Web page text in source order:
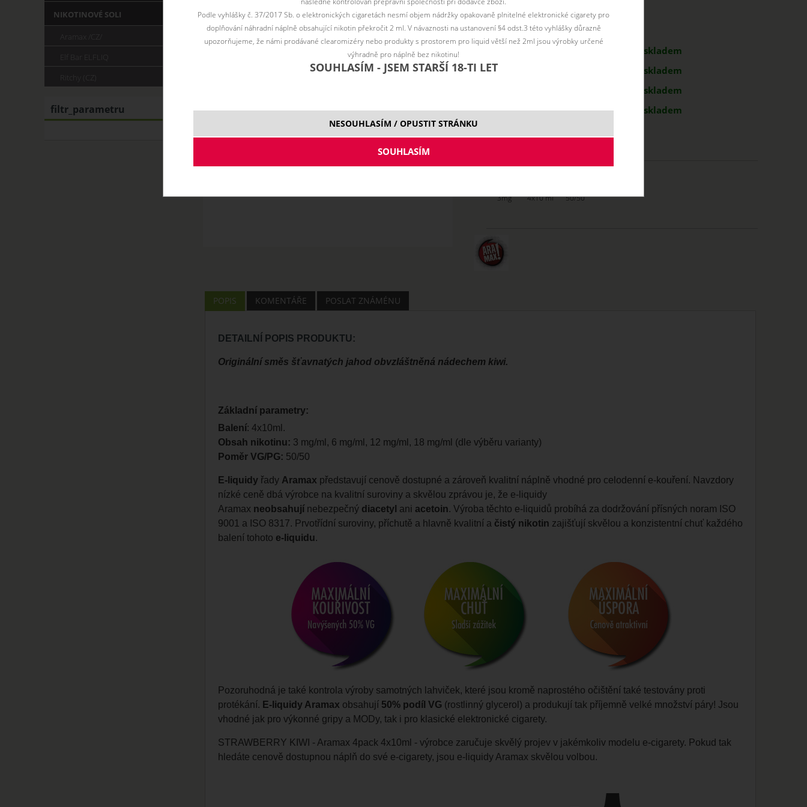
Vyberte variantu:
skladem
skladem
skladem
18 mg
586 Kč skladem
3mg 4x10 ml 50/50
POPIS KOMENTÁŘE POSLAT ZNÁMÉNU
DETAILNÍ POPIS PRODUKTU:
Originální směs šťavnatých jahod obvzláštněná nádechem kiwi.
Základní parametry:
Balení: 4x10ml.
Obsah nikotinu: 3 mg/ml, 6 mg/ml, 12 mg/ml, 18 mg/ml (dle výběru varianty)
Poměr VG/PG: 50/50
E-liquidyřady Aramax představují cenově dostupné a zároveň kvalitní náplně vhodné pro celodenní e-kouření. Navzdory
nízké ceně dbá výrobce na kvalitní suroviny a skvělou zprávou je, že e-liquidy
Aramax neobsahují nebezpečný diacetyl ani acetoin. Výroba těchto e-liquidů probíhá za dodržování přísných noram ISO
9001 a ISO 8317. Prvotřídní suroviny, příchutě a hlavně kvalitní a čistý nikotin zajišťují skvělou a konzistentní chuť každého
balení tohoto e-liquidu.
Pozoruhodná je také kontrola výroby samotných lahviček, které jsou kromě naprostého očištění také testovány proti
protékání. E-liquidy Aramax obsahují 50% podíl VG (rostlinný glycerol) a produkují tak příjemně velké množství páry! Jsou
vhodné jak pro výkonné gripy a MODy, tak i pro klasické elektronické cigarety.
STRAWBERRY KIWI - Aramax 4pack 4x10ml - výrobce zaručuje skvělý projev v jakémkoliv modelu e-cigarety. Pokud tak
hledáte cenově dostupnou náplň do své e-cigarety, jsou e-liquidy Aramax skvělou volbou.
NIKOTINOVÉ SOLI
filtr_parametru
Podle vyhlášky č. 37/2017 Sb. o elektronických cigaretách nesmí objem nádržky opakovaně plnitelné elektronické cigarety pro
doplňování náhradní náplně obsahující nikotin překročit 2 ml. V návaznosti na ustanovení §4 odst.3 této vyhlášky důrazně
upozorňujeme, že námi prodávané clearomizéry nebo produkty s prostorem pro liquid větší než 2ml jsou výrobky určené
výhradně pro náplně bez nikotinu!
SOUHLASÍM - JSEM STARŠÍ 18-TI LET
NESOUHLASÍM / OPUSTIT STRÁNKU